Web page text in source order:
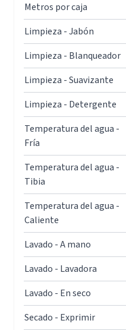
Metros por caja
Limpieza - Jabón
Limpieza - Blanqueador
Limpieza - Suavizante
Limpieza - Detergente
Temperatura del agua -
Fría
Temperatura del agua -
Tibia
Temperatura del agua -
Caliente
Lavado - A mano
Lavado - Lavadora
Lavado - En seco
Secado - Exprimir